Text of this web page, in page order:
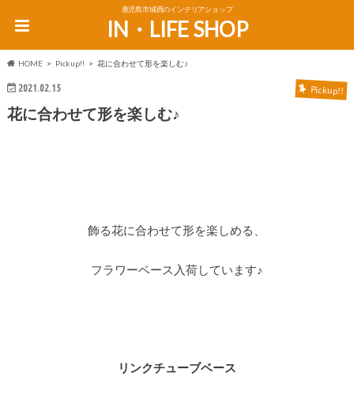
鹿児島市城西のインテリアショップ
IN・LIFE SHOP
HOME Pickup!! 花に合わせて形を楽しむ♪
2021.02.15 Pickup!!
花に合わせて形を楽しむ♪
飾る花に合わせて形を楽しめる、
フラワーベース入荷しています♪
リンクチューブベース